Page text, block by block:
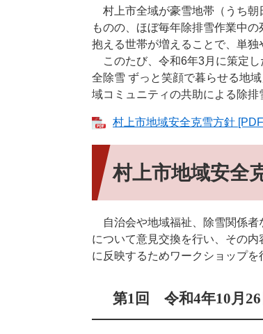
村上市全域が豪雪地帯（うち朝
ものの、ほぼ毎年除排雪作業中
抱える世帯が増えることで、単独
このたび、令和6年3月に策定し
全除雪 ずっと笑顔で暮らせる地
域コミュニティの共助による除排
村上市地域安全克雪方針
村上市地域安全
自治会や地域福祉、除雪関係者
について意見交換を行い、その
に反映するためワークショップを
第1回 令和4年10月